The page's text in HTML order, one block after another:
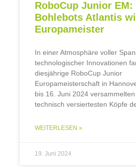
RoboCup Junior EM:
Bohlebots Atlantis
Europameister
In einer Atmosphäre voller
technologischer Innovationen
diesjährige RoboCup Junior
Europameisterschaft in
bis 16. Juni 2024
technisch versiertesten Köpfe
WEITERLESEN »
19. Juni 2024